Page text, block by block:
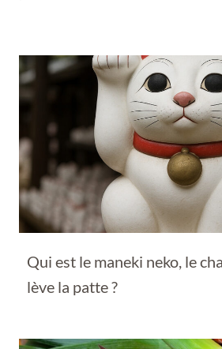
Qui est le maneki neko, le
lève la patte ?